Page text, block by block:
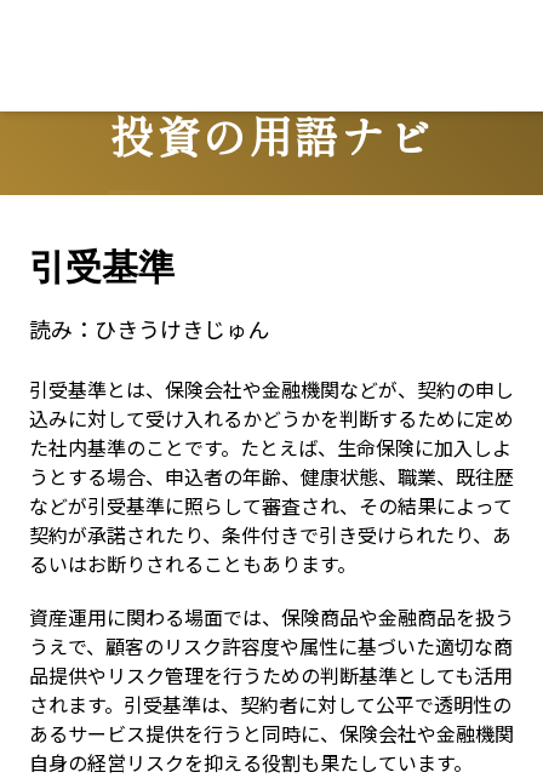
投資の用語ナビ
Terms
引受基準
読み： ひきうけきじゅん
引受基準とは、保険会社や金融機関などが、契約の申し
込みに対して受け入れるかどうかを判断するために定め
た社内基準のことです。たとえば、生命保険に加入しよ
うとする場合、申込者の年齢、健康状態、職業、既往歴
などが引受基準に照らして審査され、その結果によって
契約が承諾されたり、条件付きで引き受けられたり、あ
るいはお断りされることもあります。
資産運用に関わる場面では、保険商品や金融商品を扱う
うえで、顧客のリスク許容度や属性に基づいた適切な商
品提供やリスク管理を行うための判断基準としても活用
されます。引受基準は、契約者に対して公平で透明性の
あるサービス提供を行うと同時に、保険会社や金融機関
自身の経営リスクを抑える役割も果たしています。